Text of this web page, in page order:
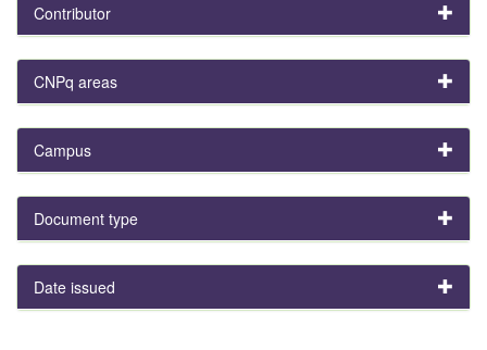
Contributor
CNPq areas
Campus
Document type
Date issued